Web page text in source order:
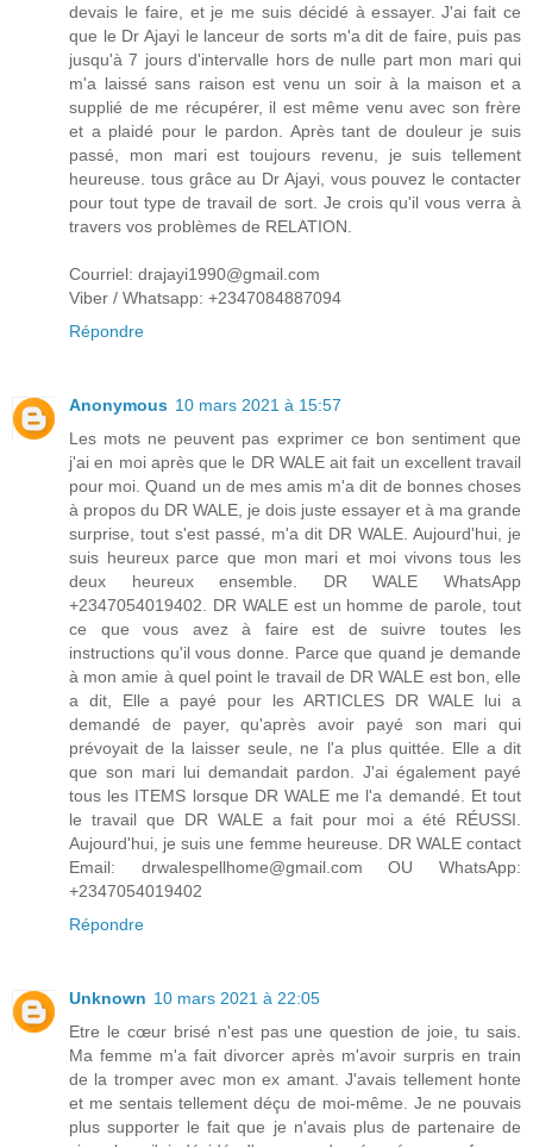
devais le faire, et je me suis décidé à essayer. J'ai fait ce
que le Dr Ajayi le lanceur de sorts m'a dit de faire, puis pas
jusqu'à 7 jours d'intervalle hors de nulle part mon mari qui
m'a laissé sans raison est venu un soir à la maison et a
supplié de me récupérer, il est même venu avec son frère
et a plaidé pour le pardon. Après tant de douleur je suis
passé, mon mari est toujours revenu, je suis tellement
heureuse. tous grâce au Dr Ajayi, vous pouvez le contacter
pour tout type de travail de sort. Je crois qu'il vous verra à
travers vos problèmes de RELATION.
Courriel: drajayi1990@gmail.com
Viber / Whatsapp: +2347084887094
Répondre
Anonymous 10 mars 2021 à 15:57
Les mots ne peuvent pas exprimer ce bon sentiment que
j'ai en moi après que le DR WALE ait fait un excellent travail
pour moi. Quand un de mes amis m'a dit de bonnes choses
à propos du DR WALE, je dois juste essayer et à ma grande
surprise, tout s'est passé, m'a dit DR WALE. Aujourd'hui, je
suis heureux parce que mon mari et moi vivons tous les
deux heureux ensemble. DR WALE WhatsApp
+2347054019402. DR WALE est un homme de parole, tout
ce que vous avez à faire est de suivre toutes les
instructions qu'il vous donne. Parce que quand je demande
à mon amie à quel point le travail de DR WALE est bon, elle
a dit, Elle a payé pour les ARTICLES DR WALE lui a
demandé de payer, qu'après avoir payé son mari qui
prévoyait de la laisser seule, ne l'a plus quittée. Elle a dit
que son mari lui demandait pardon. J'ai également payé
tous les ITEMS lorsque DR WALE me l'a demandé. Et tout
le travail que DR WALE a fait pour moi a été RÉUSSI.
Aujourd'hui, je suis une femme heureuse. DR WALE contact
Email: drwalespellhome@gmail.com OU WhatsApp:
+2347054019402
Répondre
Unknown 10 mars 2021 à 22:05
Etre le cœur brisé n'est pas une question de joie, tu sais.
Ma femme m'a fait divorcer après m'avoir surpris en train
de la tromper avec mon ex amant. J'avais tellement honte
et me sentais tellement déçu de moi-même. Je ne pouvais
plus supporter le fait que je n'avais plus de partenaire de